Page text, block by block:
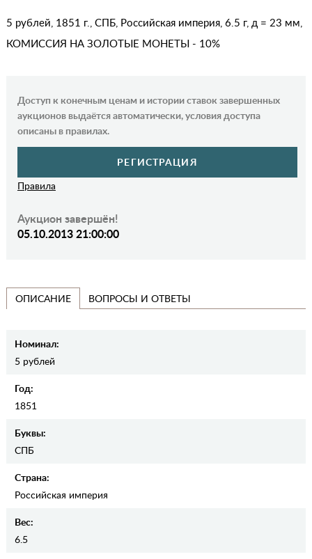
5 рублей, 1851 г., СПБ, Российская империя, 6.5 г, д = 23 мм,
КОМИССИЯ НА ЗОЛОТЫЕ МОНЕТЫ - 10%
Доступ к конечным ценам и истории ставок завершенных
аукционов выдаётся автоматически, условия доступа
описаны в правилах.
РЕГИСТРАЦИЯ
Правила
Аукцион завершён!
05.10.2013 21:00:00
ОПИСАНИЕ ВОПРОСЫ И ОТВЕТЫ
Номинал:
5 рублей
Год:
1851
Буквы:
СПБ
Страна:
Российская империя
Вес:
6.5